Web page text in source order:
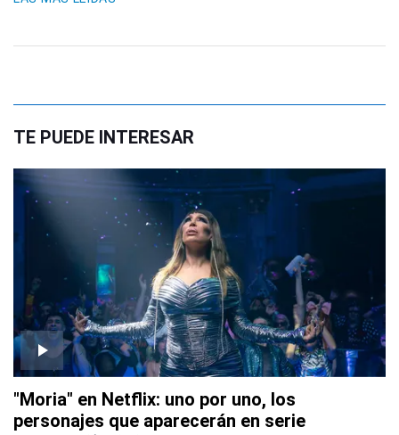
TE PUEDE INTERESAR
"Moria" en Netflix: uno por uno, los
personajes que aparecerán en serie